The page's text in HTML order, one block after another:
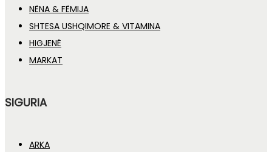
NËNA & FËMIJA
SHTESA USHQIMORE & VITAMINA
HIGJENË
MARKAT
SIGURIA
ARKA